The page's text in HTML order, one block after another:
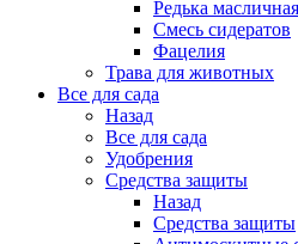
Редька масличная
Смесь сидератов
Фацелия
Трава для животных
Все для сада
Назад
Все для сада
Удобрения
Средства защиты
Назад
Средства защиты